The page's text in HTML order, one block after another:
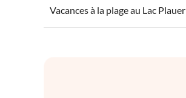
Vacances à la plage au Lac Plauer